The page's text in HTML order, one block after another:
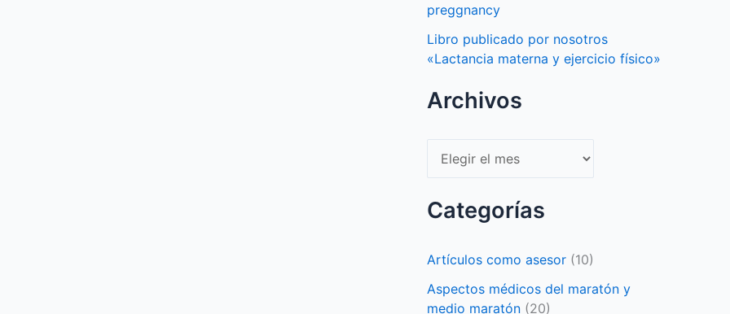
preggnancy
Libro publicado por nosotros
«Lactancia materna y ejercicio físico»
Archivos
Archivos
Categorías
Artículos como asesor (10)
Aspectos médicos del maratón y
medio maratón (20)